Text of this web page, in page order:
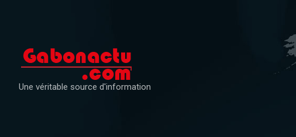
Une véritable source d'information